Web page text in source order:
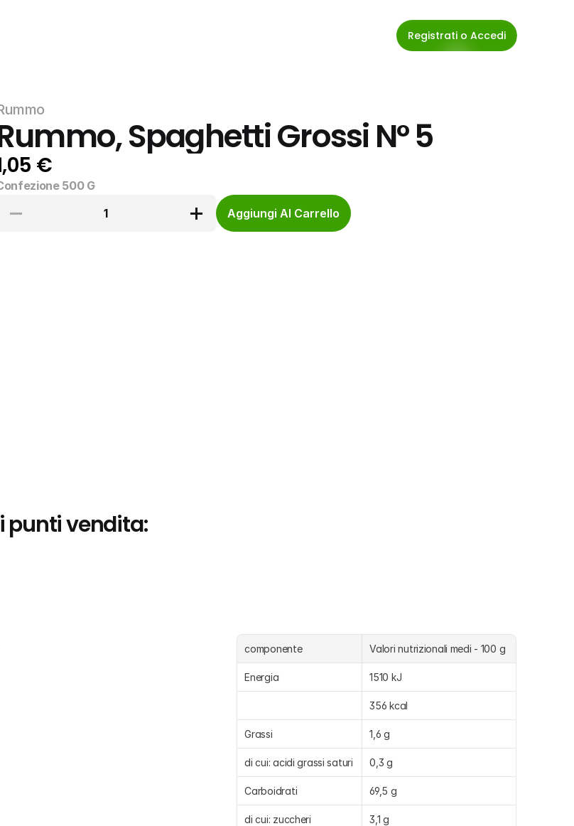
Registrati o Accedi
Spaghetti Grossi N° 5
€
500 G
1
Aggiungi Al Carrello
punti vendita:
componente Valori nutrizionali medi - 100 g
Energia 1510 kJ
356 kcal
Grassi 1,6 g
di cui: acidi grassi saturi 0,3 g
Carboidrati 69,5 g
di cui: zuccheri 3,1 g